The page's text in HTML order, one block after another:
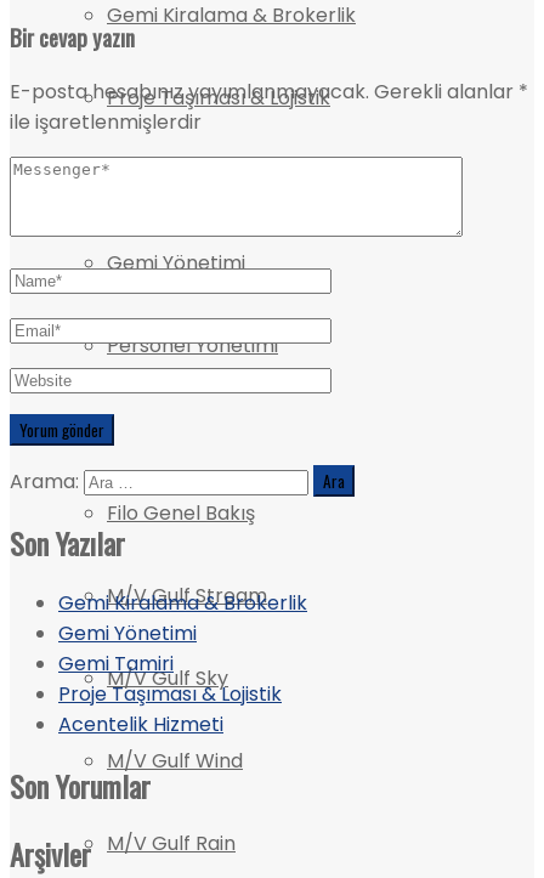
Gemi Kiralama & Brokerlik
Proje Taşıması & Lojistik
Gemi Yönetimi
Personel Yönetimi
Filo
Filo Genel Bakış
M/V Gulf Stream
M/V Gulf Sky
M/V Gulf Wind
M/V Gulf Rain
Bir cevap yazın
E-posta hesabınız yayımlanmayacak. Gerekli alanlar *
ile işaretlenmişlerdir
Arama:
Son Yazılar
Gemi Kiralama & Brokerlik
Gemi Yönetimi
Gemi Tamiri
Proje Taşıması & Lojistik
Acentelik Hizmeti
Son Yorumlar
Arşivler